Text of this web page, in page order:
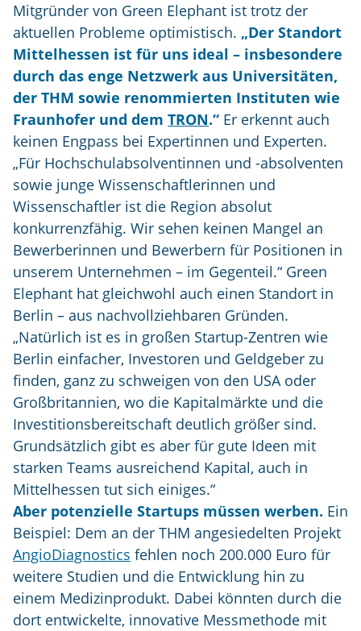
Mitgründer von Green Elephant ist trotz der
aktuellen Probleme optimistisch. „Der Standort
Mittelhessen ist für uns ideal – insbesondere
durch das enge Netzwerk aus Universitäten,
der THM sowie renommierten Instituten wie
Fraunhofer und dem TRON.“ Er erkennt auch
keinen Engpass bei Expertinnen und Experten.
„Für Hochschulabsolventinnen und -absolventen
sowie junge Wissenschaftlerinnen und
Wissenschaftler ist die Region absolut
konkurrenzfähig. Wir sehen keinen Mangel an
Bewerberinnen und Bewerbern für Positionen in
unserem Unternehmen – im Gegenteil.“ Green
Elephant hat gleichwohl auch einen Standort in
Berlin – aus nachvollziehbaren Gründen.
„Natürlich ist es in großen Startup-Zentren wie
Berlin einfacher, Investoren und Geldgeber zu
finden, ganz zu schweigen von den USA oder
Großbritannien, wo die Kapitalmärkte und die
Investitionsbereitschaft deutlich größer sind.
Grundsätzlich gibt es aber für gute Ideen mit
starken Teams ausreichend Kapital, auch in
Mittelhessen tut sich einiges.“
Aber potenzielle Startups müssen werben. Ein
Beispiel: Dem an der THM angesiedelten Projekt
AngioDiagnostics fehlen noch 200.000 Euro für
weitere Studien und die Entwicklung hin zu
einem Medizinprodukt. Dabei könnten durch die
dort entwickelte, innovative Messmethode mit